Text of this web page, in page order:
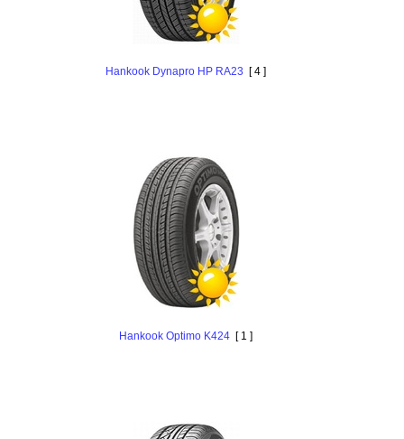
Hankоok Dynapro HP RA23 [ 4 ]
Hankоok Optimo K424 [ 1 ]